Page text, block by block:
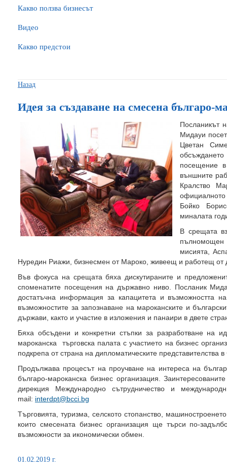
Какво ползва бизнесът
Видео
Какво предстои
Назад
Идея за създаване на смесена българо-
Посланикът
Мидауи
Цветан
посещение
външните
Кралство
Бойко
миналата
В срещата
пълномощен
мисията,
Нуредин Риажи, бизнесмен от Мароко, живеещ и работещ от
Във фокуса на срещата бяха дискутираните и
споменатите посещения на държавно ниво. Посланик
достатъчна информация за капацитета и възможността
възможностите за запознаване на мароканските и
държави, както и участие в изложения и панаири в двете
Бяха обсъдени и конкретни стъпки за разработване на
мароканска търговска палата с участието на бизнес
подкрепа от страна на дипломатическите представителства
Продължава процесът на проучване на интереса на
българо-мароканска бизнес организация.
дирекция Международно сътрудничество и
mail: interdpt@bcci.bg
Търговията, туризма, селското стопанство,
които смесената бизнес организация ще търси по-
възможности за икономически обмен.
01.02.2019 г.